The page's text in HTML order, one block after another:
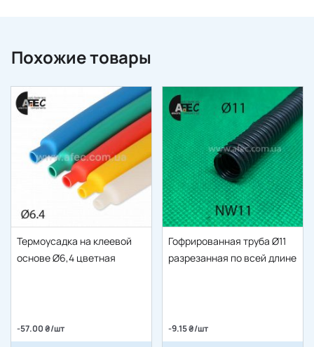
Похожие товары
Термоусадка на клеевой
основе Ø6,4 цветная
-57.00 ₴/шт
Гофрированная труба Ø11
разрезанная по всей длине
-9.15 ₴/шт